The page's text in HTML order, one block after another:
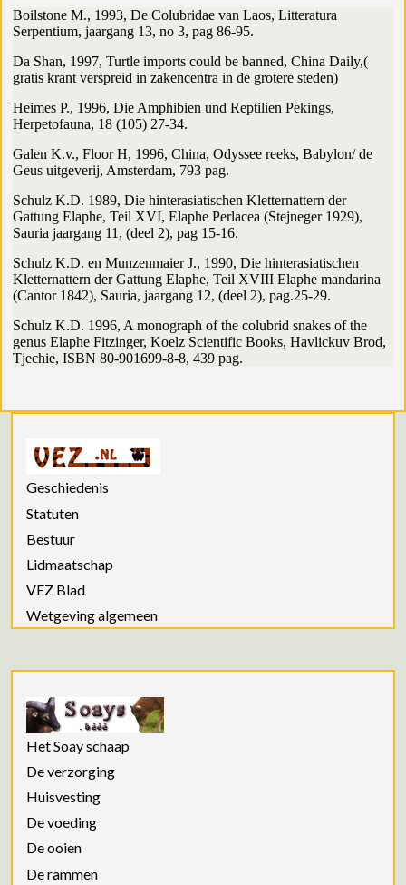
Boilstone M., 1993, De Colubridae van Laos, Litteratura
Serpentium, jaargang 13, no 3, pag 86-95.
Da Shan, 1997, Turtle imports could be banned, China Daily,(
gratis krant verspreid in zakencentra in de grotere steden)
Heimes P., 1996, Die Amphibien und Reptilien Pekings,
Herpetofauna, 18 (105) 27-34.
Galen K.v., Floor H, 1996, China, Odyssee reeks, Babylon/ de
Geus uitgeverij, Amsterdam, 793 pag.
Schulz K.D. 1989, Die hinterasiatischen Kletternattern der
Gattung Elaphe, Teil XVI, Elaphe Perlacea (Stejneger 1929),
Sauria jaargang 11, (deel 2), pag 15-16.
Schulz K.D. en Munzenmaier J., 1990, Die hinterasiatischen
Kletternattern der Gattung Elaphe, Teil XVIII Elaphe mandarina
(Cantor 1842), Sauria, jaargang 12, (deel 2), pag.25-29.
Schulz K.D. 1996, A monograph of the colubrid snakes of the
genus Elaphe Fitzinger, Koelz Scientific Books, Havlickuv Brod,
Tjechie, ISBN 80-901699-8-8, 439 pag.
Geschiedenis
Statuten
Bestuur
Lidmaatschap
VEZ Blad
Wetgeving algemeen
Het Soay schaap
De verzorging
Huisvesting
De voeding
De ooien
De rammen